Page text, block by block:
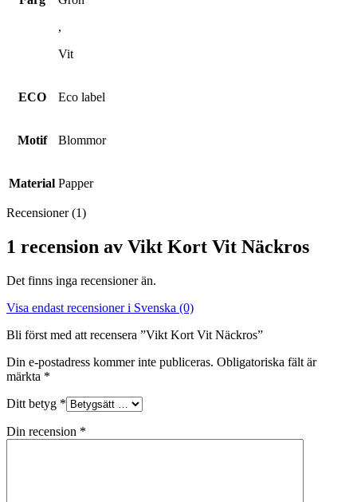
,
Vit
ECO Eco label
Motif Blommor
Material Papper
Recensioner (1)
1 recension av Vikt Kort Vit Näckros
Det finns inga recensioner än.
Visa endast recensioner i Svenska (0)
Bli först med att recensera ”Vikt Kort Vit Näckros”
Din e-postadress kommer inte publiceras. Obligatoriska fält är
märkta *
Ditt betyg *
Din recension *